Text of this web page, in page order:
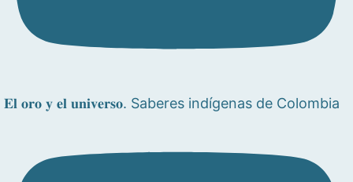
𝐄𝐥 𝐨𝐫𝐨 𝐲 𝐞𝐥 𝐮𝐧𝐢𝐯𝐞𝐫𝐬𝐨. Saberes indígenas de Colombia